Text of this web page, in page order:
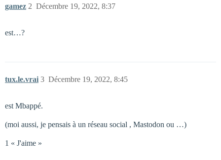
gamez Décembre 19, 2022, 8:37
2
est…?
tux.le.vrai Décembre 19, 2022, 8:45
3
est Mbappé.
(moi aussi, je pensais à un réseau social , Mastodon ou …)
1 « J'aime »